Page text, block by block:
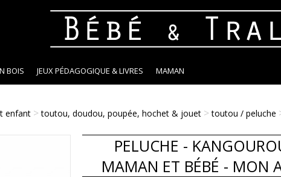
BOIS JEUX PÉDAGOGIQUE & LIVRES MAMAN
enfant >toutou, doudou, poupée, hochet & jouet >toutou / peluche
PELUCHE -
MAMAN ET BÉBÉ - MON